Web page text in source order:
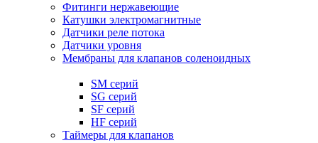
Фитинги нержавеющие
Катушки электромагнитные
Датчики реле потока
Датчики уровня
Мембраны для клапанов соленоидных
SM серий
SG серий
SF серий
HF серий
Таймеры для клапанов